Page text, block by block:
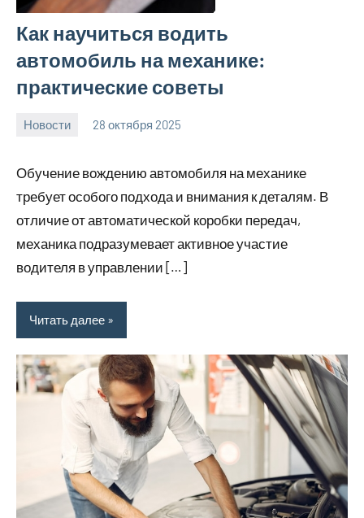
Как научиться водить
автомобиль на механике:
практические советы
Новости 28 октября 2025
Обучение вождению автомобиля на механике
требует особого подхода и внимания к деталям. В
отличие от автоматической коробки передач,
механика подразумевает активное участие
водителя в управлении […]
Читать далее